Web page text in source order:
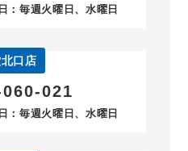
：毎週火曜日、水曜日
口店
021
：毎週火曜日、水曜日